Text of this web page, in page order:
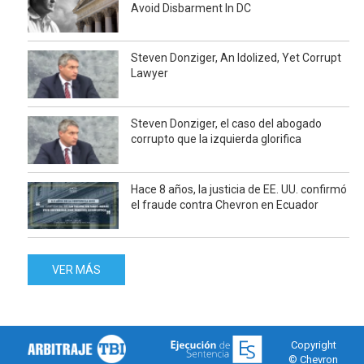
Avoid Disbarment In DC
Steven Donziger, An Idolized, Yet Corrupt
Lawyer
Steven Donziger, el caso del abogado
corrupto que la izquierda glorifica
Hace 8 años, la justicia de EE. UU. confirmó
el fraude contra Chevron en Ecuador
VER MÁS
Copyright
© Chevron